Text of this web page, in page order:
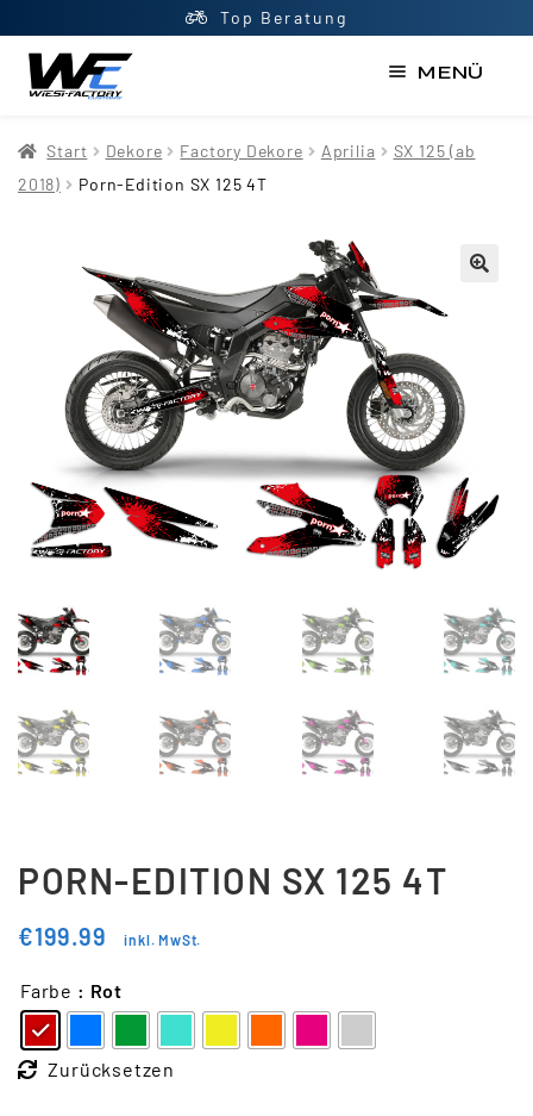
Top Beratung
MENÜ
AGB
Impressum
Kontakt
Mein Konto
Newsletter
Shop
Updraft Central
Warenkorb
Widerrufsbelehrung
Wunschliste
Start Dekore Factory Dekore Aprilia
SX 125 (ab
2018)
Porn-Edition SX 125 4T
PORN-EDITION SX 125 4T
€199.99 inkl. MwSt.
Farbe : Rot
Zurücksetzen